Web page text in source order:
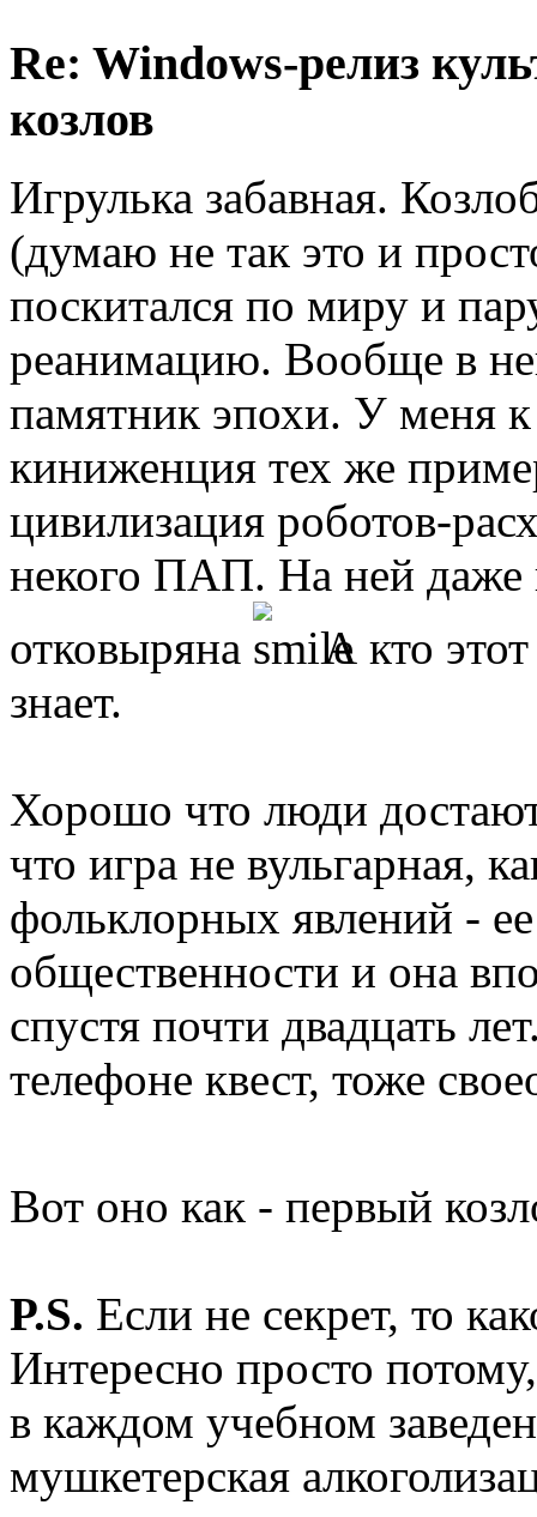
Re: Windows-релиз
козлов
Игрулька забавная.
(думаю не так это и
поскитался по миру и
реанимацию. Вообще в
памятник эпохи. У меня
киниженция тех же
цивилизация роботов-
некого ПАП. На ней даже
отковыряна
А кто
знает.
Хорошо что люди
что игра не вульгарная,
фольклорных явлений -
общественности и она
спустя почти двадцать
телефоне квест, тоже
Вот оно как - первый
P.S. Если не секрет, то
Интересно просто
в каждом учебном
мушкетерская